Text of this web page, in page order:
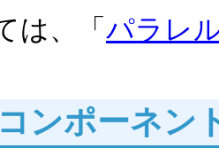
は、「 パラレ
ンポーネン